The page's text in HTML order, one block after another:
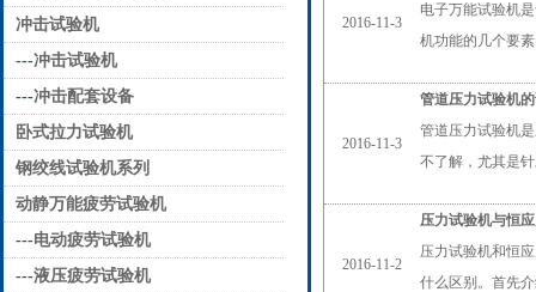
冲击试验机
---冲击试验机
---冲击配套设备
卧式拉力试验机
钢绞线试验机系列
动静万能疲劳试验机
---电动疲劳试验机
---液压疲劳试验机
2016-11-3
电子万能试验机
机功能的几个要
2016-11-3
管道压力试验机
管道压力试验机
不了解，尤其是
2016-11-2
压力试验机与恒
压力试验机和恒
什么区别。首先